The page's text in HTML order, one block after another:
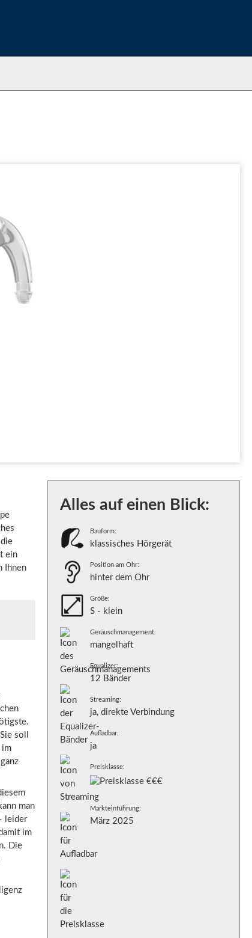
ein
Ihnen
soll
im
man
leider
im
Die
Alles auf einen Blick:
Bauform:
klassisches Hörgerät
Position am Ohr:
hinter dem Ohr
Größe:
S - klein
Geräuschmanagement:
mangelhaft
Equalizer:
12 Bänder
Streaming:
ja, direkte Verbindung
Aufladbar:
ja
Preisklasse:
Markteinführung:
März 2025